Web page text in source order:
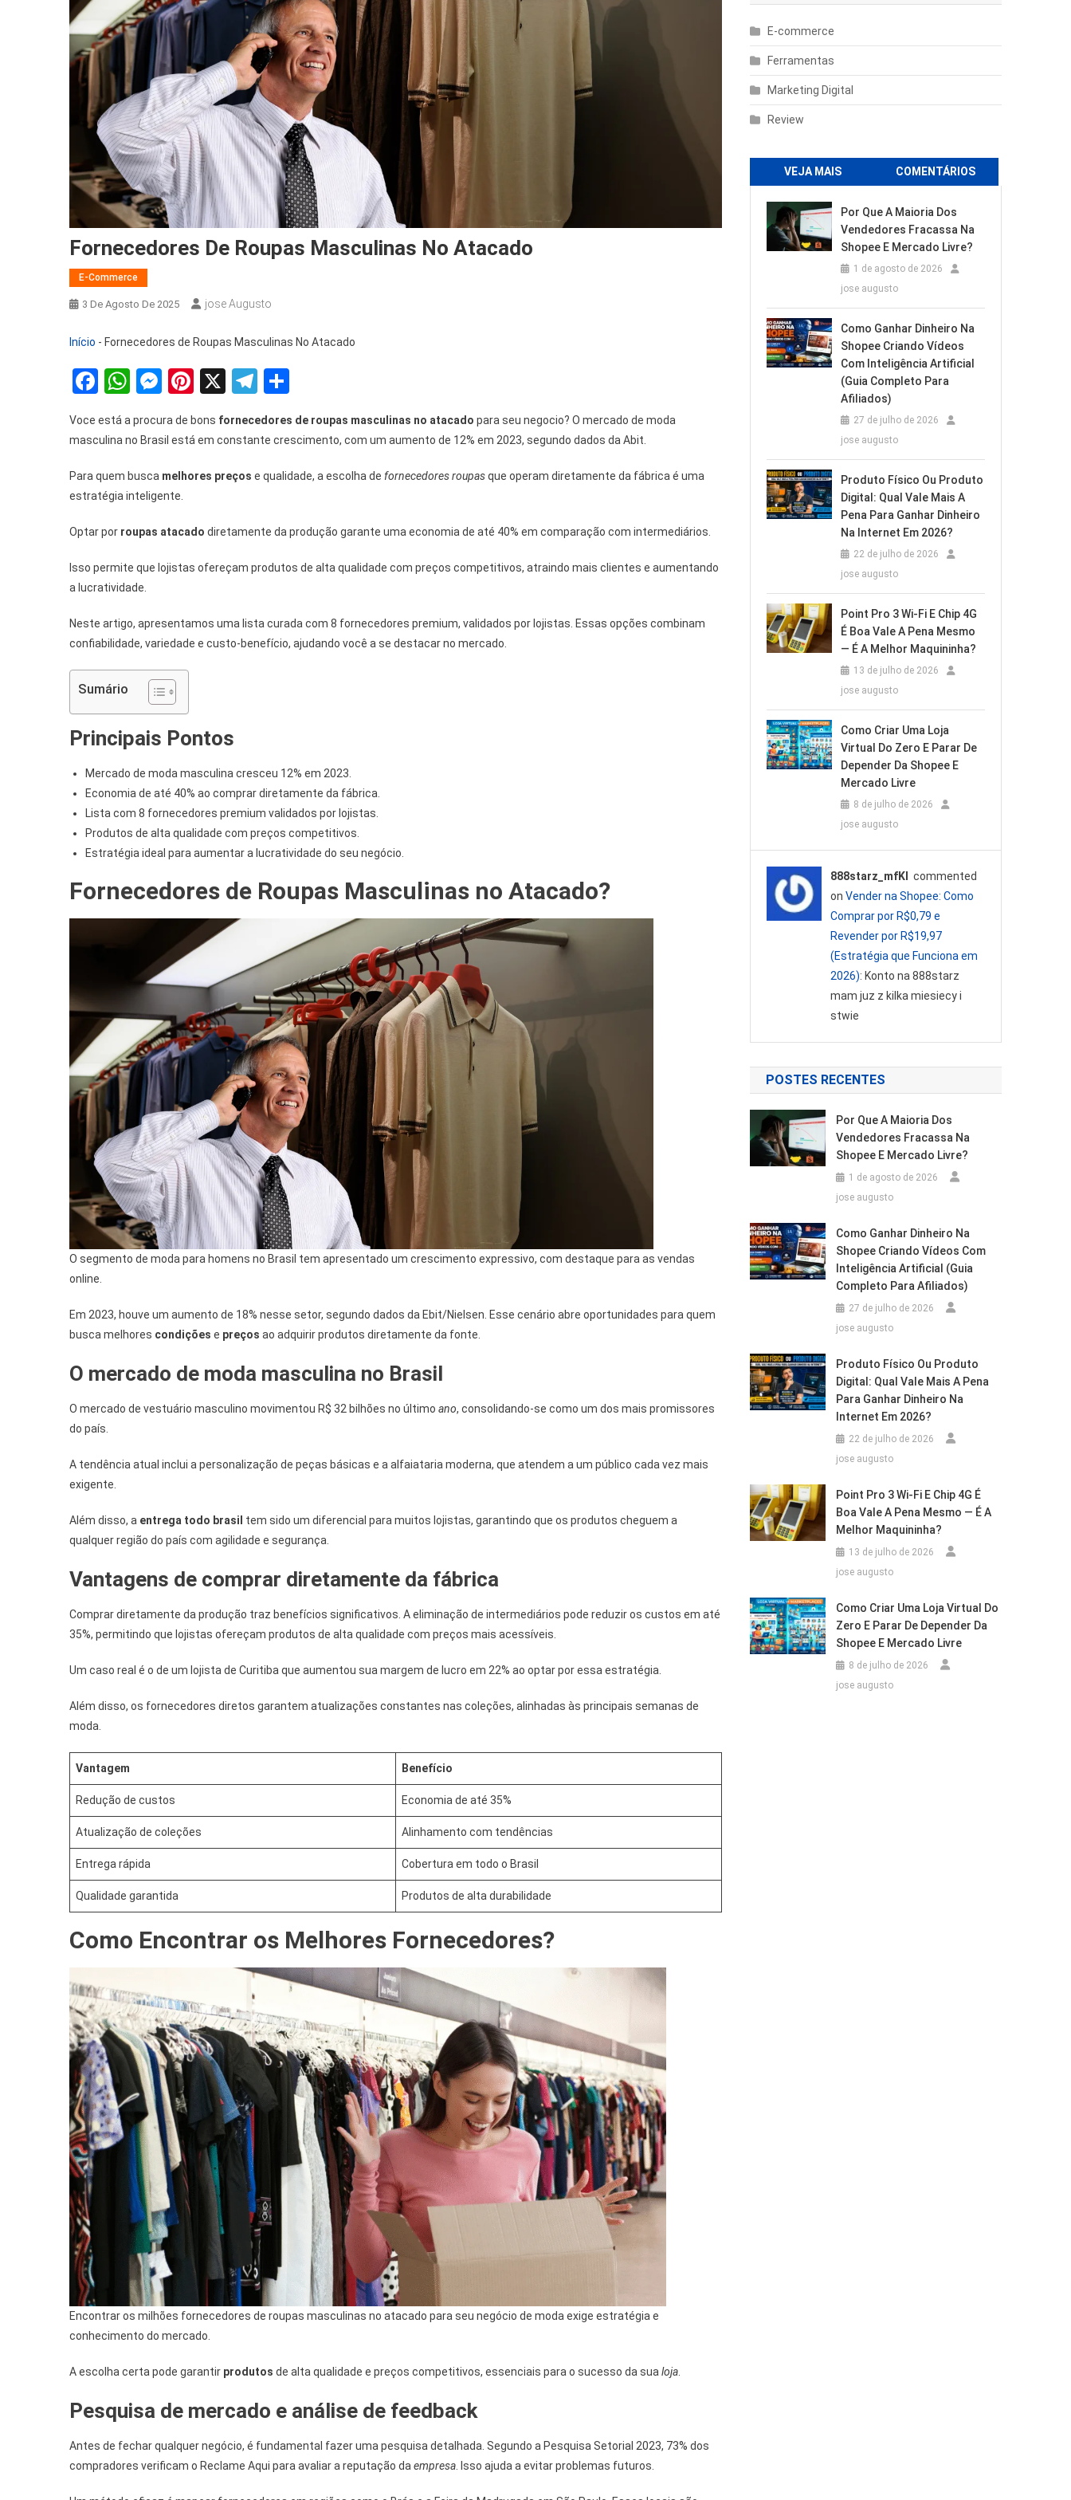
Fornecedores De Roupas Masculinas No Atacado
E-Commerce
3 De Agosto De 2025 Jose Augusto
Início - Fornecedores de Roupas Masculinas No Atacado
Facebook
WhatsApp
Messenger
Pinterest
X Telegram
Voce está a procura de bons fornecedores de roupas masculinas no atacado para seu negocio? O mercado de moda
masculina no Brasil está em constante crescimento, com um aumento de 12% em 2023, segundo dados da Abit.
Para quem busca melhores preços e qualidade, a escolha de fornecedores roupasque operam diretamente da fábrica é uma
estratégia inteligente.
Optar por roupas atacado diretamente da produção garante uma economia de até 40% em comparação com intermediários.
Isso permite que lojistas ofereçam produtos de alta qualidade com preços competitivos, atraindo mais clientes e aumentando
a lucratividade.
Neste artigo, apresentamos uma lista curada com 8 fornecedores premium, validados por lojistas. Essas opções combinam
confiabilidade, variedade e custo-benefício, ajudando você a se destacar no mercado.
Sumário
Principais Pontos
Mercado de moda masculina cresceu 12% em 2023.
Economia de até 40% ao comprar diretamente da fábrica.
Lista com 8 fornecedores premium validados por lojistas.
Produtos de alta qualidade com preços competitivos.
Estratégia ideal para aumentar a lucratividade do seu negócio.
Fornecedores de Roupas Masculinas no Atacado?
O segmento de moda para homens no Brasil tem apresentado um crescimento expressivo, com destaque para as vendas
online.
Em 2023, houve um aumento de 18% nesse setor, segundo dados da Ebit/Nielsen. Esse cenário abre oportunidades para quem
busca melhores condições e preços ao adquirir produtos diretamente da fonte.
O mercado de moda masculina no Brasil
O mercado de vestuário masculino movimentou R$ 32 bilhões no último ano, consolidando-se como um dos mais promissores
do país.
A tendência atual inclui a personalização de peças básicas e a alfaiataria moderna, que atendem a um público cada vez mais
exigente.
Além disso, a entrega todo brasil tem sido um diferencial para muitos lojistas, garantindo que os produtos cheguem a
qualquer região do país com agilidade e segurança.
Vantagens de comprar diretamente da fábrica
Comprar diretamente da produção traz benefícios significativos. A eliminação de intermediários pode reduzir os custos em até
35%, permitindo que lojistas ofereçam produtos de alta qualidade com preços mais acessíveis.
Um caso real é o de um lojista de Curitiba que aumentou sua margem de lucro em 22% ao optar por essa estratégia.
Além disso, os fornecedores diretos garantem atualizações constantes nas coleções, alinhadas às principais semanas de
moda.
Vantagem Benefício
Redução de custos Economia de até 35%
Atualização de coleções Alinhamento com tendências
Entrega rápida Cobertura em todo o Brasil
Qualidade garantida Produtos de alta durabilidade
Como Encontrar os Melhores Fornecedores?
Encontrar os milhões fornecedores de roupas masculinas no atacado para seu negócio de moda exige estratégia e
conhecimento do mercado.
A escolha certa pode garantir produtos de alta qualidade e preços competitivos, essenciais para o sucesso da sua loja
Pesquisa de mercado e análise de feedback
Antes de fechar qualquer negócio, é fundamental fazer uma pesquisa detalhada. Segundo a Pesquisa Setorial 2023, 73% dos
compradores verificam o Reclame Aqui para avaliar a reputação da empresa . Isso ajuda a evitar problemas futuros.
E-commerce
Ferramentas
Marketing Digital
Review
VEJA MAIS COMENTÁRIOS
Por Que A Maioria Dos
Vendedores Fracassa Na
Shopee E Mercado Livre?
1 de agosto de 2026
jose augusto
Como Ganhar Dinheiro Na
Shopee Criando Vídeos
Com Inteligência Artificial
(Guia Completo Para
Afiliados)
27 de julho de 2026
jose augusto
Produto Físico Ou Produto
Digital: Qual Vale Mais A
Pena Para Ganhar Dinheiro
Na Internet Em 2026?
22 de julho de 2026
jose augusto
Point Pro 3 Wi‑Fi E Chip 4G
É Boa Vale A Pena Mesmo
— É A Melhor Maquininha?
13 de julho de 2026
jose augusto
Como Criar Uma Loja
Virtual Do Zero E Parar De
Depender Da Shopee E
Mercado Livre
8 de julho de 2026
jose augusto
888starz_mfKl
commented
on Vender na Shopee: Como
Comprar por R$0,79 e
Revender por R$19,97
(Estratégia que Funciona em
2026): Konto na 888starz
mam juz z kilka miesiecy i
stwie
POSTES RECENTES
Por Que A Maioria Dos
Vendedores Fracassa Na
Shopee E Mercado Livre?
1 de agosto de 2026
jose augusto
Como Ganhar Dinheiro Na
Shopee Criando Vídeos Com
Inteligência Artificial (Guia
Completo Para Afiliados)
27 de julho de 2026
jose augusto
Produto Físico Ou Produto
Digital: Qual Vale Mais A Pena
Para Ganhar Dinheiro Na
Internet Em 2026?
22 de julho de 2026
jose augusto
Point Pro 3 Wi‑Fi E Chip 4G É
Boa Vale A Pena Mesmo — É A
Melhor Maquininha?
13 de julho de 2026
jose augusto
Como Criar Uma Loja Virtual Do
Zero E Parar De Depender Da
Shopee E Mercado Livre
8 de julho de 2026
jose augusto